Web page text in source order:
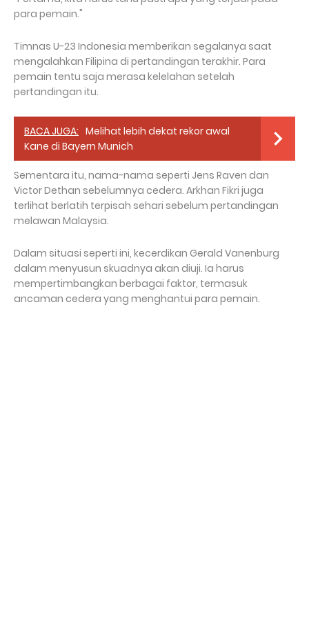
para pemain."
Timnas U-23 Indonesia memberikan segalanya saat
mengalahkan Filipina di pertandingan terakhir. Para
pemain tentu saja merasa kelelahan setelah
pertandingan itu.
BACA JUGA: Melihat lebih dekat rekor awal
Kane di Bayern Munich
Sementara itu, nama-nama seperti Jens Raven dan
Victor Dethan sebelumnya cedera. Arkhan Fikri juga
terlihat berlatih terpisah sehari sebelum pertandingan
melawan Malaysia.
Dalam situasi seperti ini, kecerdikan Gerald Vanenburg
dalam menyusun skuadnya akan diuji. Ia harus
mempertimbangkan berbagai faktor, termasuk
ancaman cedera yang menghantui para pemain.